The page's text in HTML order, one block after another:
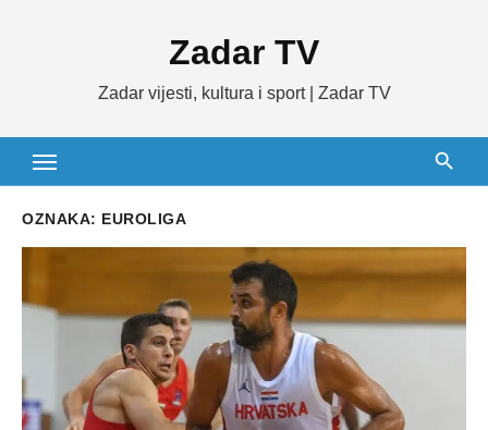
Zadar TV
Zadar vijesti, kultura i sport | Zadar TV
OZNAKA: EUROLIGA